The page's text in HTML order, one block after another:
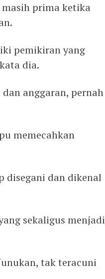
prima ketika
pemikiran yang
dia.
anggaran, pernah
memecahkan
disegani dan dikenal
sekaligus menjadi
tak teracuni